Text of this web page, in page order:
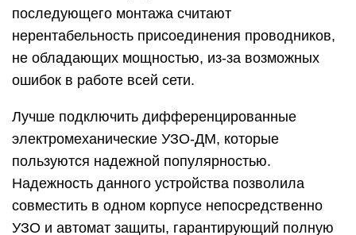
последующего монтажа считают
нерентабельность присоединения проводников,
не обладающих мощностью, из-за возможных
ошибок в работе всей сети.
Лучше подключить дифференцированные
электромеханические УЗО-ДМ, которые
пользуются надежной популярностью.
Надежность данного устройства позволила
совместить в одном корпусе непосредственно
УЗО и автомат защиты, гарантирующий полную